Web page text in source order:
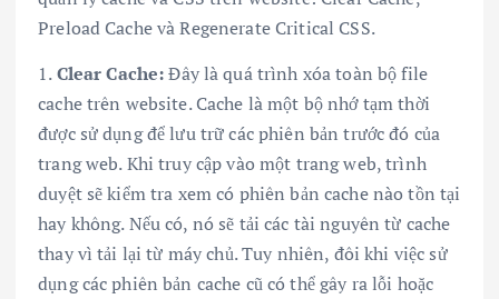
Preload Cache và Regenerate Critical CSS.
1.Clear Cache:Đây là quá trình xóa toàn bộ file
cache trên website. Cache là một bộ nhớ tạm thời
được sử dụng để lưu trữ các phiên bản trước đó của
trang web. Khi truy cập vào một trang web, trình
duyệt sẽ kiểm tra xem có phiên bản cache nào tồn tại
hay không. Nếu có, nó sẽ tải các tài nguyên từ cache
thay vì tải lại từ máy chủ. Tuy nhiên, đôi khi việc sử
dụng các phiên bản cache cũ có thể gây ra lỗi hoặc